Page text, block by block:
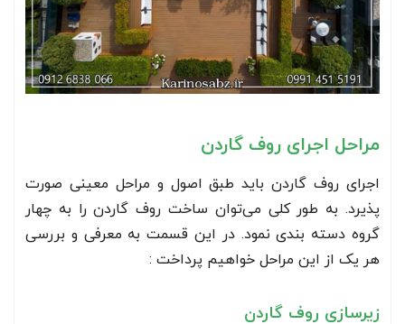
مراحل اجرای روف گاردن
اجرای روف گاردن باید طبق اصول و مراحل معینی صورت
پذیرد. به طور کلی می‌توان ساخت روف گاردن را به چهار
گروه دسته بندی نمود. در این قسمت به معرفی و بررسی
هر یک از این مراحل خواهیم پرداخت :
زیرسازی روف گاردن